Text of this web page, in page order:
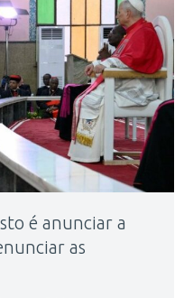
é anunciar a
as